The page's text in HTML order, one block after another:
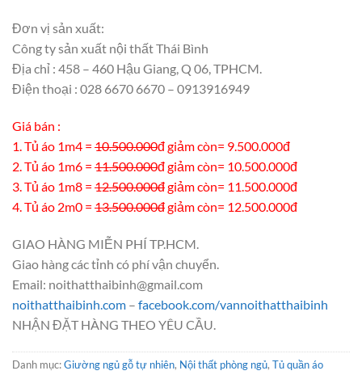
Đơn vị sản xuất:
Công ty sản xuất nội thất Thái Bình
Địa chỉ : 458 – 460 Hậu Giang, Q 06, TPHCM.
Điện thoại : 028 6670 6670 – 0913916949
Giá bán :
1. Tủ áo 1m4 = 10.500.000đ giảm còn= 9.500.000đ
2. Tủ áo 1m6 = 11.500.000đ giảm còn= 10.500.000đ
3. Tủ áo 1m8 = 12.500.000đgiảm còn= 11.500.000đ
4. Tủ áo 2m0 = 13.500.000đgiảm còn= 12.500.000đ
GIAO HÀNG MIỄN PHÍ TP.HCM.
Giao hàng các tỉnh có phí vận chuyển.
Email: noithatthaibinh@gmail.com
noithatthaibinh.com – facebook.com/vannoithatthaibinh
NHẬN ĐẶT HÀNG THEO YÊU CẦU.
Danh mục:Giường ngủ gỗ tự nhiên, Nội thất phòng ngủ, Tủ quần áo